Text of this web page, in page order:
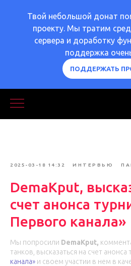
Твой небольшой донат
проекту. Мы тратим
сервера и доработку
поддержка
ПОДДЕРЖАТЬ
2025-03-18 14:32 ИНТЕРВЬЮ
DemaKput,
счет анонса
Первого канала»
Мы попросили DemaKput,
танков, высказаться на счет анонса
канала» и своем участии в нем в